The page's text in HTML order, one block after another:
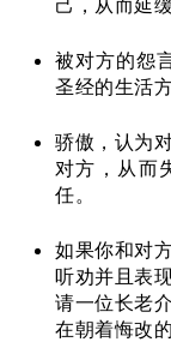
被对方的怨
圣经的生活
骄傲，认为
对方，从而
任。
如果你和对
听劝并且表
请一位长老
在朝着悔改